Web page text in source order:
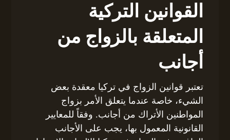
القوانين التركية
المتعلقة بالزواج من
أجانب
تعتبر قوانين الزواج في تركيا معقدة بعض
الشيء، خاصة عندما يتعلق الأمر بزواج
المواطنين الأتراك من أجانب. وفقاً للمعايير
القانونية المعمول بها، يجب على الأجانب